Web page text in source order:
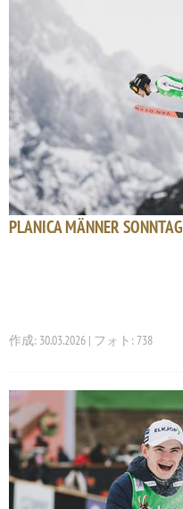
PLANICA MÄNNER SONNTAG
作成: 30.03.2026 | フォト: 738